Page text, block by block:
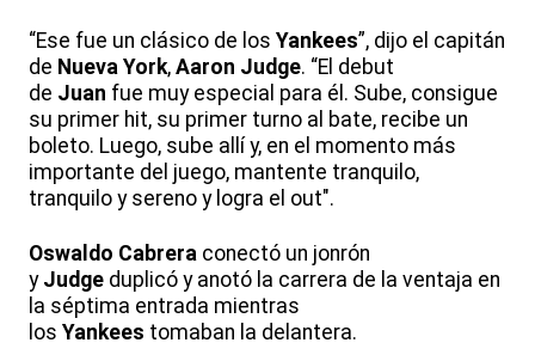
“Ese fue un clásico de los Yankees”, dijo el capitán
de Nueva York, Aaron Judge. “El debut
de Juan fue muy especial para él. Sube, consigue
su primer hit, su primer turno al bate, recibe un
boleto. Luego, sube allí y, en el momento más
importante del juego, mantente tranquilo,
tranquilo y sereno y logra el out".
Oswaldo Cabrera conectó un jonrón
y Judge duplicó y anotó la carrera de la ventaja en
la séptima entrada mientras
los Yankees tomaban la delantera.